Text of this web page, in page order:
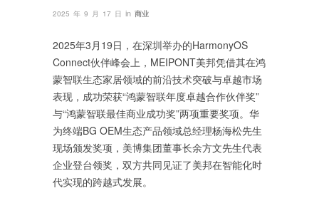
2025 年 9 月 17 日 in 商业
2025年3月19日，在深圳举办的HarmonyOS
Connect伙伴峰会上，MEIPONT美邦凭借其在鸿
蒙智联生态家居领域的前沿技术突破与卓越市场
表现，成功荣获“鸿蒙智联年度卓越合作伙伴奖”
与“鸿蒙智联最佳商业成功奖”两项重要奖项。华
为终端BG OEM生态产品领域总经理杨海松先生
现场颁发奖项，美博集团董事长余方文先生代表
企业登台领奖，双方共同见证了美邦在智能化时
代实现的跨越式发展。